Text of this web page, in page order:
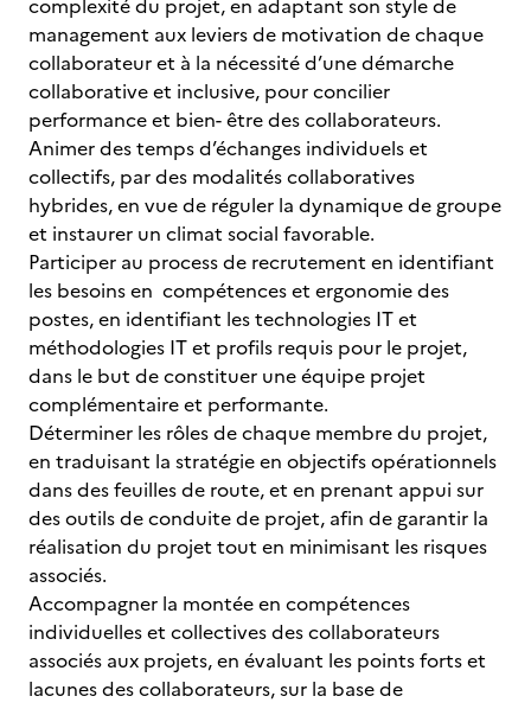
complexité du projet, en adaptant son style de
management aux leviers de motivation de chaque
collaborateur et à la nécessité d’une démarche
collaborative et inclusive, pour concilier
performance et bien- être des collaborateurs.
Animer des temps d’échanges individuels et
collectifs, par des modalités collaboratives
hybrides, en vue de réguler la dynamique de groupe
et instaurer un climat social favorable.
Participer au process de recrutement en identifiant
les besoins en compétences et ergonomie des
postes, en identifiant les technologies IT et
méthodologies IT et profils requis pour le projet,
dans le but de constituer une équipe projet
complémentaire et performante.
Déterminer les rôles de chaque membre du projet,
en traduisant la stratégie en objectifs opérationnels
dans des feuilles de route, et en prenant appui sur
des outils de conduite de projet, afin de garantir la
réalisation du projet tout en minimisant les risques
associés.
Accompagner la montée en compétences
individuelles et collectives des collaborateurs
associés aux projets, en évaluant les points forts et
lacunes des collaborateurs, sur la base de